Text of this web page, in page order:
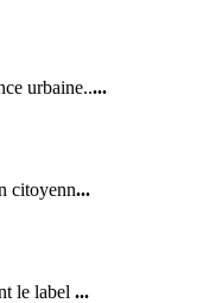
urbaine.....
citoyenn...
le label ...